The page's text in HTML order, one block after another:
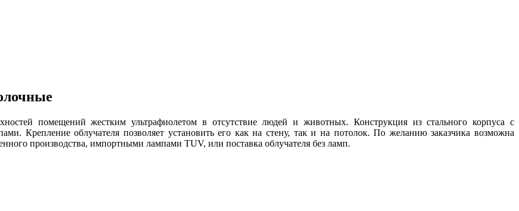
помещений жестким ультрафиолетом в отсутствие людей и животных. Конструкция из стального корпуса с
Крепление облучателя позволяет установить его как на стену, так и на потолок. По желанию заказчика возможна
производства, импортными лампами TUV, или поставка облучателя без ламп.